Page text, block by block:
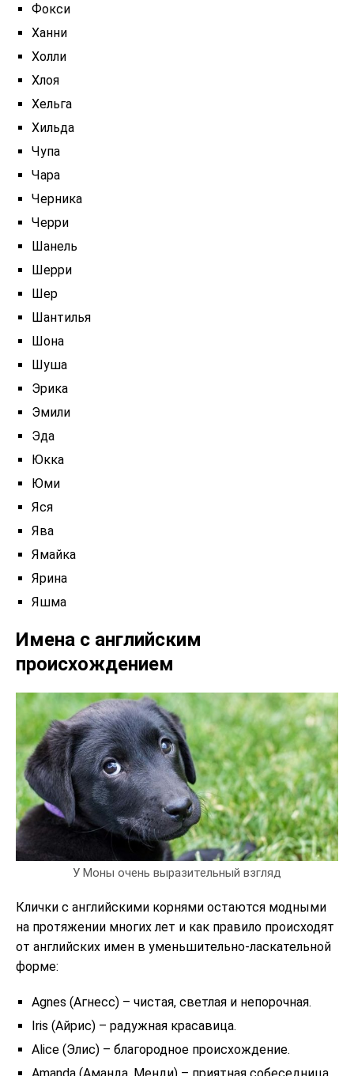
Фокси
Ханни
Холли
Хлоя
Хельга
Хильда
Чупа
Чара
Черника
Черри
Шанель
Шерри
Шер
Шантилья
Шона
Шуша
Эрика
Эмили
Эда
Юкка
Юми
Яся
Ява
Ямайка
Ярина
Яшма
Имена с английским
происхождением
У Моны очень выразительный взгляд
Клички с английскими корнями остаются модными
на протяжении многих лет и как правило происходят
от английских имен в уменьшительно-ласкательной
форме:
Agnes (Агнесс) – чистая, светлая и непорочная.
Iris (Айрис) – радужная красавица.
Alice (Элис) – благородное происхождение.